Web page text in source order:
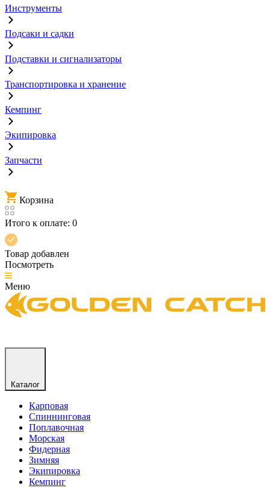
Инструменты
Подсаки и садки
Подставки и сигнализаторы
Транспортировка и хранение
Кемпинг
Экипировка
Запчасти
Корзина
Итого к оплате: 0
Товар добавлен
Посмотреть
Меню
Каталог
Карповая
Спиннинговая
Поплавочная
Морская
Фидерная
Зимняя
Экипировка
Кемпинг